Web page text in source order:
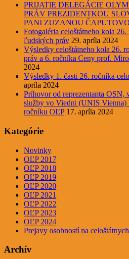
PRIJATIE DELEGÁCIE
PRÁV PREZIDENTKOU
PANI ZUZANOU
Fotogaléria celoštátneho kola
ľudských práv 29. apríla 2024
Výsledky celoštátneho kola 26.
práv a 6. ročníka Ceny prof.
2024
Výsledky 1. časti 26. ročníka
apríla 2024
Príhovor od reprezentanta OSN,
služby vo Viedni (UNIS Vienna)
ročníku OĽP 17. apríla 2024
Kategórie
Novinky
OĽP 2017
OĽP 2018
OĽP 2019
OĽP 2020
OĽP 2021
OĽP 2022
OĽP 2023
OĽP 2024
Prejavy osobností na
Archív